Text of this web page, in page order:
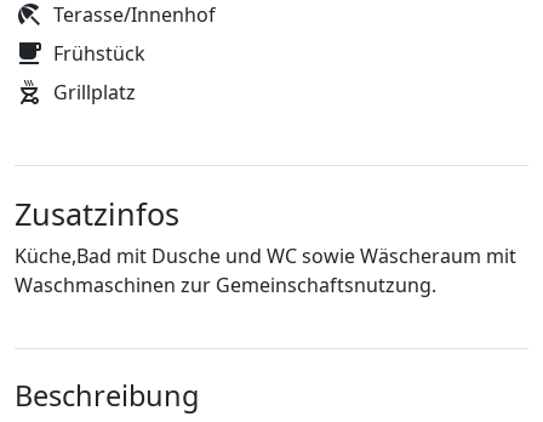
Terasse/Innenhof
Frühstück
Grillplatz
Zusatzinfos
Küche,Bad mit Dusche und WC sowie Wäscheraum mit
Waschmaschinen zur Gemeinschaftsnutzung.
Beschreibung